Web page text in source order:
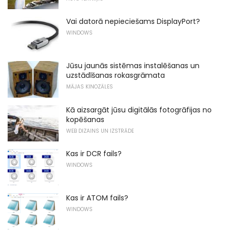
Vai datorā nepieciešams DisplayPort?
WINDOWS
Jūsu jaunās sistēmas instalēšanas un
uzstādīšanas rokasgrāmata
MĀJAS KINOZĀLES
Kā aizsargāt jūsu digitālās fotogrāfijas no
kopēšanas
WEB DIZAINS UN IZSTRĀDE
Kas ir DCR fails?
WINDOWS
Kas ir ATOM fails?
WINDOWS